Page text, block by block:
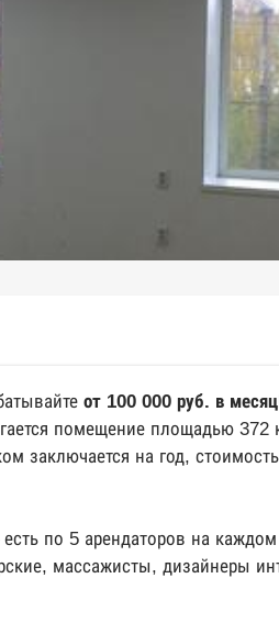
от 100 000 руб. в месяц
помещение площадью 372
заключается на год,
по 5 арендаторов на каждом
массажисты, дизайнеры